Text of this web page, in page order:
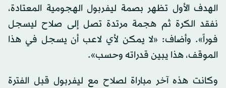
الهدف الأول تظهر بصمة ليفربول الهجومية المعتادة،
نفقد الكرة ثم هجمة مرتدة تصل إلى صلاح ليسجل
فوراً». وأضاف: «لا يمكن لأي لاعب أن يسجل في هذا
الموقف، هذا يبين قدراته وحسب».
وكانت هذه آخر مباراة لصلاح مع ليفربول قبل الفترة